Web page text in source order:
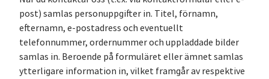
post) samlas personuppgifter in. Titel, förnamn,
efternamn, e-postadress och eventuellt
telefonnummer, ordernummer och uppladdade bilder
samlas in. Beroende på formuläret eller ämnet samlas
ytterligare information in, vilket framgår av respektive